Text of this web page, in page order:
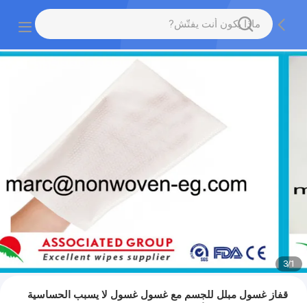
1
/
3
قفاز غسول مبلل للجسم مع غسول غسول لا يسبب الحساسية